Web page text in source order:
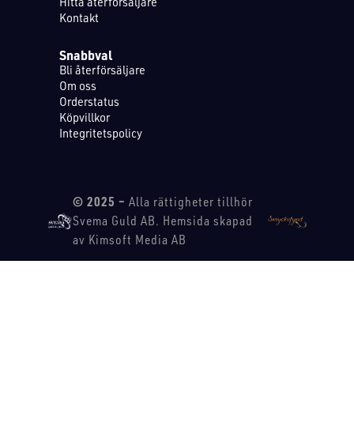
Kontakt
Snabbval
Bli återförsäljare
Om oss
Orderstatus
Köpvillkor
Integritetspolicy
© 2025 – Alla rättigheter tillhör
Svema Guld AB. Hemsida skapad
av Kimsoft Media AB